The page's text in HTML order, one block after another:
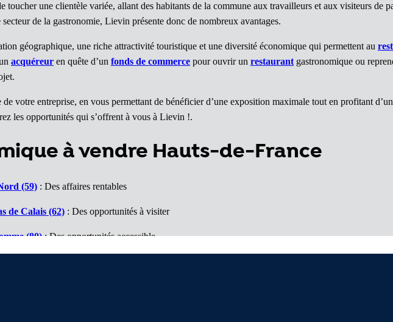
toucher une clientèle variée, allant des habitants de la commune aux travailleurs et aux visiteurs de
secteur de la gastronomie, Lievin présente donc de nombreux avantages.
géographique, une riche attractivité touristique et une diversité économique qui permettent au
acquéreur en quête d’un fonds de commerce pour ouvrir un restaurant gastronomique ou
votre entreprise, en vous permettant de bénéficier d’une exposition maximale tout en profitant
les opportunités qui s’offrent à vous à Lievin !.
à vendre Hauts-de-France
(59) : Des affaires rentables
de Calais (62) : Des opportunités à visiter
(80): Des opportunités accessible